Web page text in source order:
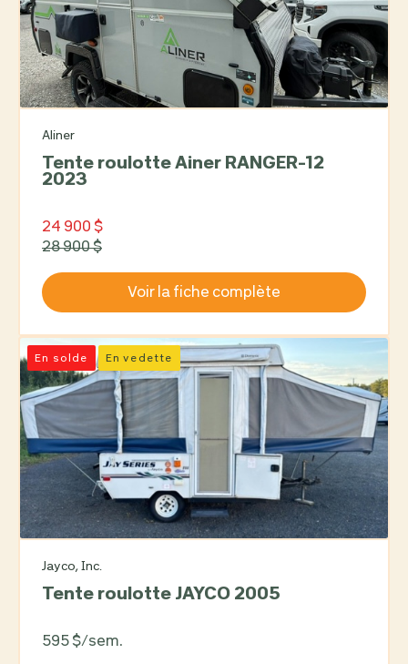
Aliner
Tente roulotte Ainer RANGER-12
2023
28 900 $
24 900 $
Voir la fiche complète
En solde En vedette
Jayco, Inc.
Tente roulotte JAYCO 2005
595 $/sem.